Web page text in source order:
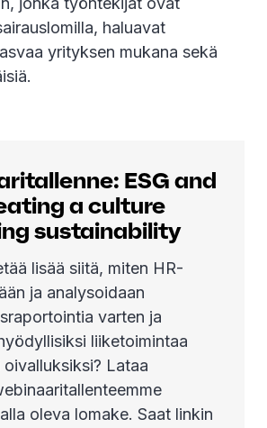
haluavat
yrityksen mukana sekä
ESG and
a culture
sustainability
lisää siitä, miten HR-
ja analysoidaan
varten ja
liiketoimintaa
Lataa
oleva lomake. Saat linkin